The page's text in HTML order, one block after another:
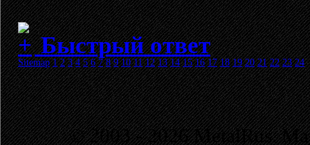
Быстрый ответ
Sitemap 1 2 3 4 5 6 7 8 9 10 11 12 13 14 15 16 17 18 19 20 21 22 23 24
© 2003 - 2026 MetalRus.